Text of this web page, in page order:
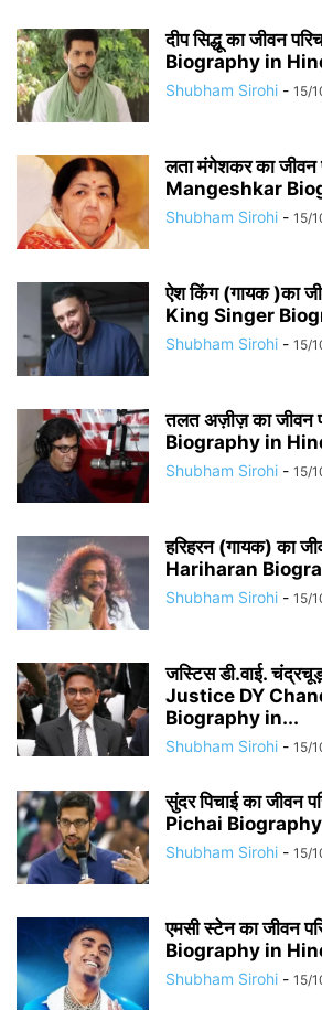
दीप सिद्धू का जीवन
Biography in
Shubham Sirohi - 15/
लता मंगेशकर का
Mangeshkar
Shubham Sirohi - 15/
ऐश किंग (गायक )का
King Singer
Shubham Sirohi - 15/
तलत अज़ीज़ का
Biography in
Shubham Sirohi - 15/
हरिहरन (गायक) का
Hariharan
Shubham Sirohi - 15/
जस्टिस डी.वाई. चंद्रचूड़
Justice DY
Biography in...
Shubham Sirohi - 15/
सुंदर पिचाई का जीवन
Pichai
Shubham Sirohi - 15/
एमसी स्टेन का जीवन
Biography in
Shubham Sirohi - 15/